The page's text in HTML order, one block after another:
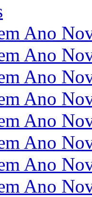
Ano
Ano
Ano
Ano
Ano
Ano
Ano
Ano